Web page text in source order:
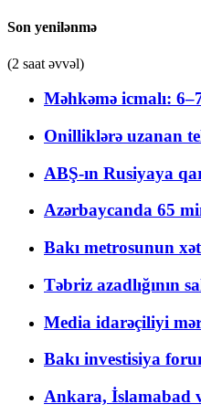
Son yenilənmə
(2 saat əvvəl)
Məhkəmə icmalı:
Onilliklərə uzanan
ABŞ-ın Rusiyaya
Azərbaycanda 65
Bakı metrosunun
Təbriz azadlığının
Media idarəçiliyi
Bakı investisiya
Ankara, İslamabad